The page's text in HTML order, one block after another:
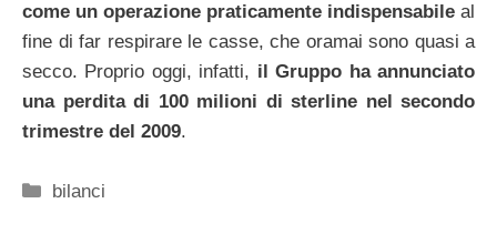
come un operazione praticamente indispensabile al
fine di far respirare le casse, che oramai sono quasi a
secco. Proprio oggi, infatti, il Gruppo ha annunciato
una perdita di 100 milioni di sterline nel secondo
trimestre del 2009.
Categorie
bilanci